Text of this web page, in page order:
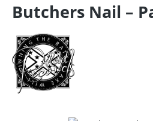
Butchers Nail –